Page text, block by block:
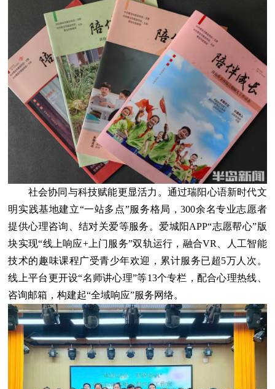
社会协同与科技赋能更显活力。通过瑞阳心语新时代文
明实践基地建立“一站多点”服务格局，300余名专业志愿者
提供心理咨询、结对关爱等服务。爱城阳APP“志愿帮心”版
块实现“线上响应+上门服务”双轨运行，融合VR、人工智能
技术的趣味课程广受青少年欢迎，累计服务已超5万人次。
线上平台更开设“名师讲心理”等13个专栏，配合心理热线、
咨询邮箱，构建起“全域响应”服务网络。